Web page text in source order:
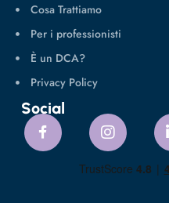
Cosa Trattiamo
Per i professionisti
È un DCA?
Privacy Policy
Social